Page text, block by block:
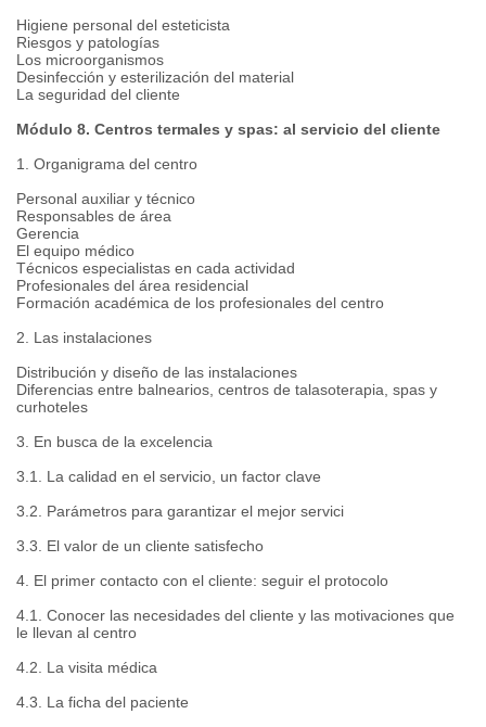
Higiene personal del esteticista
Riesgos y patologías
Los microorganismos
Desinfección y esterilización del material
La seguridad del cliente
Módulo 8. Centros termales y spas: al servicio del cliente
1. Organigrama del centro
Personal auxiliar y técnico
Responsables de área
Gerencia
El equipo médico
Técnicos especialistas en cada actividad
Profesionales del área residencial
Formación académica de los profesionales del centro
2. Las instalaciones
Distribución y diseño de las instalaciones
Diferencias entre balnearios, centros de talasoterapia, spas y
curhoteles
3. En busca de la excelencia
3.1. La calidad en el servicio, un factor clave
3.2. Parámetros para garantizar el mejor servici
3.3. El valor de un cliente satisfecho
4. El primer contacto con el cliente: seguir el protocolo
4.1. Conocer las necesidades del cliente y las motivaciones que
le llevan al centro
4.2. La visita médica
4.3. La ficha del paciente